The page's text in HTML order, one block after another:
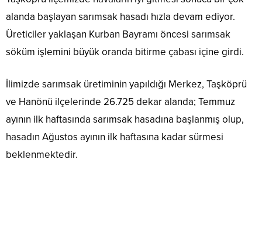
alanda başlayan sarımsak hasadı hızla devam ediyor.
Üreticiler yaklaşan Kurban Bayramı öncesi sarımsak
söküm işlemini büyük oranda bitirme çabası içine girdi.
İlimizde sarımsak üretiminin yapıldığı Merkez, Taşköprü
ve Hanönü ilçelerinde 26.725 dekar alanda; Temmuz
ayının ilk haftasında sarımsak hasadına başlanmış olup,
hasadın Ağustos ayının ilk haftasına kadar sürmesi
beklenmektedir.